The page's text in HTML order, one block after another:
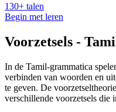
130+ talen
Begin met leren
Voorzetsels -
In de Tamil-grammatica
verbinden van woorden en
te geven. De
verschillende voorzetsels die